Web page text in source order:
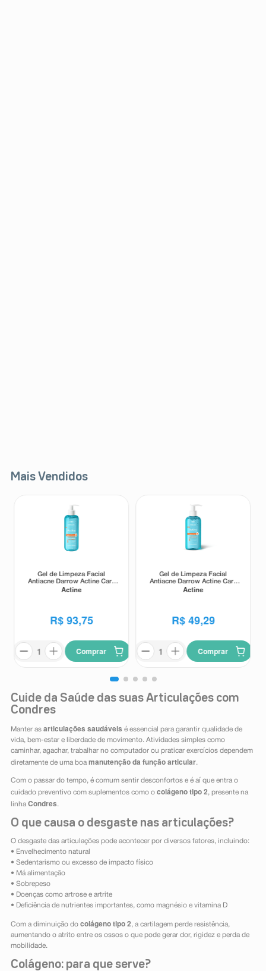
Mais Vendidos
Gel de Limpeza Facial
Antiacne Darrow Actine Care
Alta Tolerância 400g
Actine
R$ 93,75
Comprar
Gel de Limpeza Facial
Antiacne Darrow Actine Care
Alta Tolerância 140g
Actine
R$ 49,29
Comprar
Cuide da Saúde das suas Articulações com
Condres
Manter as articulações saudáveis é essencial para garantir qualidade de
vida, bem-estar e liberdade de movimento. Atividades simples como
caminhar, agachar, trabalhar no computador ou praticar exercícios dependem
diretamente de uma boa manutenção da função articular.
Com o passar do tempo, é comum sentir desconfortos e é aí que entra o
cuidado preventivo com suplementos como o colágeno tipo 2, presente na
linha Condres.
O que causa o desgaste nas articulações?
O desgaste das articulações pode acontecer por diversos fatores, incluindo:
• Envelhecimento natural
• Sedentarismo ou excesso de impacto físico
• Má alimentação
• Sobrepeso
• Doenças como artrose e artrite
• Deficiência de nutrientes importantes, como magnésio e vitamina D
Com a diminuição do colágeno tipo 2, a cartilagem perde resistência,
aumentando o atrito entre os ossos o que pode gerar dor, rigidez e perda de
mobilidade.
Colágeno: para que serve?